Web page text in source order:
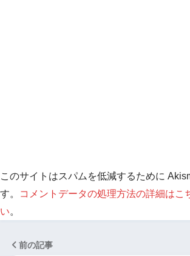
このサイトはスパムを低減するために
す。
コメントデータの処理方法の詳細はこ
い。
前の記事